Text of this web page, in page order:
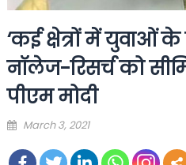
‘कई क्षेत्रों में युवाओं
नॉलेज-रिसर्च को
पीएम मोदी
Posted
March 3, 2021